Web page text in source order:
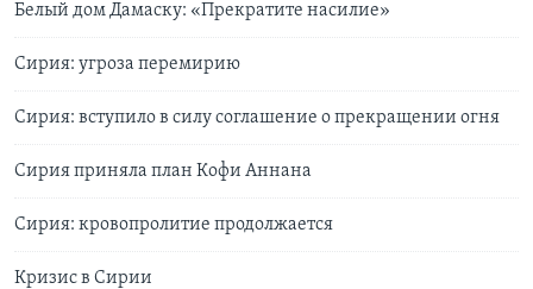
Белый дом Дамаску: «Прекратите насилие»
Сирия: угроза перемирию
Сирия: вступило в силу соглашение о прекращении огня
Сирия приняла план Кофи Аннана
Сирия: кровопролитие продолжается
Кризис в Сирии